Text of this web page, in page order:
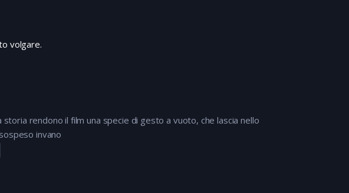
otto
per
volgare.
rendono il film una specie di gesto a vuoto, che lascia nello
invano